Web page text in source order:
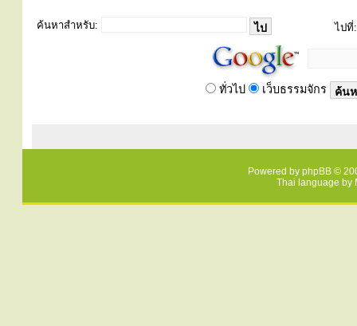
ค้นหาสำหรับ: ไปที่:
ทั่วไป เว็บธรรมจักร
Powered by phpBB ©
Thai language by